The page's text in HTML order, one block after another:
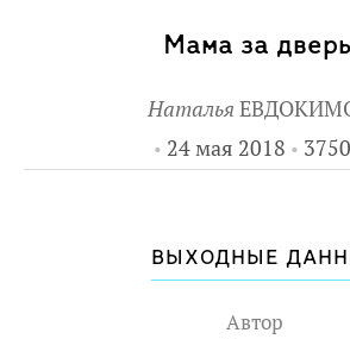
Мама за
Наталья
24 мая 2018
3750
ВЫХОДНЫЕ
Автор